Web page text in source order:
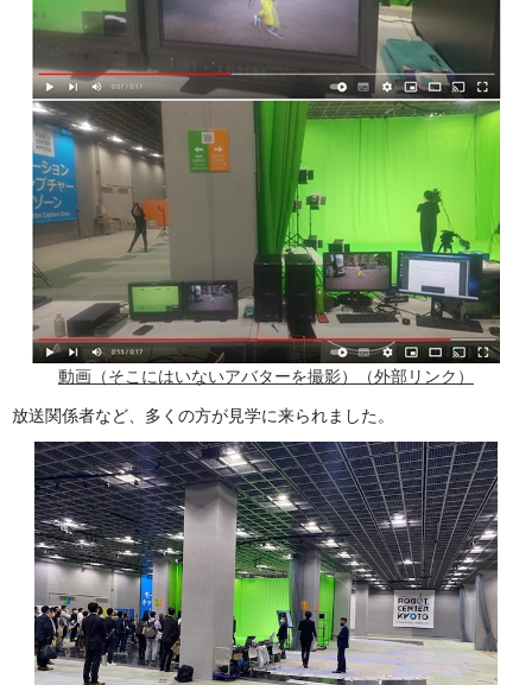
動画（そこにはいないアバターを撮影）（外部リンク）
放送関係者など、多くの方が見学に来られました。